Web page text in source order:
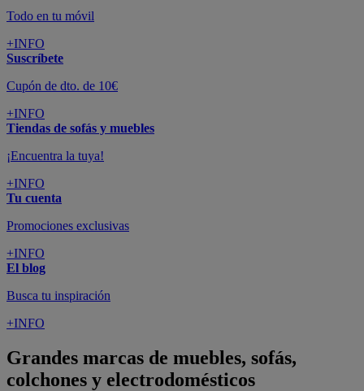
Todo en tu móvil
+INFO
Suscríbete
Cupón de dto. de 10€
+INFO
Tiendas de sofás y muebles
¡Encuentra la tuya!
+INFO
Tu cuenta
Promociones exclusivas
+INFO
El blog
Busca tu inspiración
+INFO
Grandes marcas de muebles, sofás,
colchones y electrodomésticos